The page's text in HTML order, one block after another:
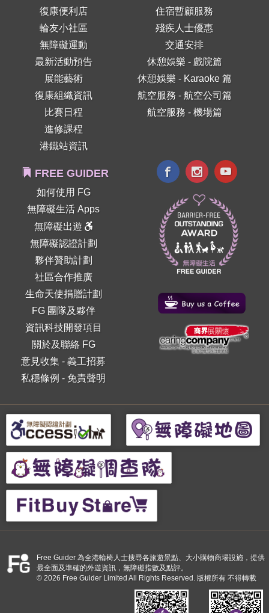
復康便利店
輪友小社區
無障礙運動
最新活動預告
展能藝術
復康組織資訊
比賽日程
進修課程
港鐵站資訊
住宿暫顧服務
殘疾人士優惠
交通安排
休憩娛樂 - 戲院篇
休憩娛樂 - Karaoke 篇
航空服務 - 航空公司篇
航空服務 - 機場篇
FREE GUIDER
如何使用 FG
無障礙生活 Apps
無障礙出遊
無障礙認證計劃
夥伴贊助計劃
社區合作推廣
生命天使捐贈計劃
FG 團隊及夥伴
資訊科技開發項目
關於及聯絡 FG
意見收集 -義工招募
私穩條例 - 免責聲明
Free Guider 為全港輪椅人士搜尋各旅遊景點、大小購物商場設施，提供
最全面及準確的外遊資訊，無障礙指數及點評。
© 2026 Free Guider Limited All Rights Reserved. 版權所有 不得轉載